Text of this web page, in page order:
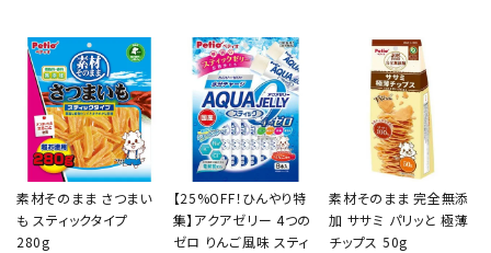
素材そのまま さつまい
も スティックタイプ
280g
【25%OFF！ひんやり特
集】アクアゼリー 4つの
ゼロ りんご風味 スティ
素材そのまま 完全無添
加 ササミ パリッと 極薄
チップス 50g